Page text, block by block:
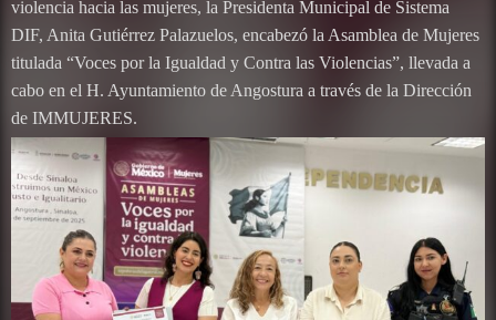
violencia hacia las mujeres, la Presidenta Municipal de Sistema
DIF, Anita Gutiérrez Palazuelos, encabezó la Asamblea de Mujeres
titulada “Voces por la Igualdad y Contra las Violencias”, llevada a
cabo en el H. Ayuntamiento de Angostura a través de la Dirección
de IMMUJERES.